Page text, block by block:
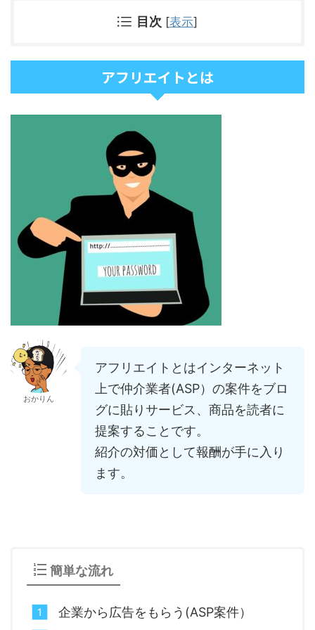
目次 [表示]
アフリエイトとは
おかりん
アフリエイトとはインターネット
上で仲介業者(ASP）の案件をブロ
グに貼りサービス、商品を読者に
提案することです。
紹介の対価として報酬が手に入り
ます。
簡単な流れ
企業から広告をもらう(ASP案件）